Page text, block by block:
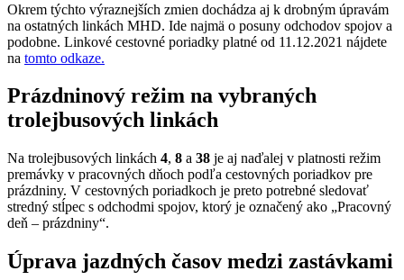
Okrem týchto výraznejších zmien dochádza aj k drobným úpravám
na ostatných linkách MHD. Ide najmä o posuny odchodov spojov a
podobne. Linkové cestovné poriadky platné od 11.12.2021 nájdete
na tomto odkaze.
Prázdninový režim na vybraných
trolejbusových linkách
Na trolejbusových linkách 4, 8 a 38 je aj naďalej v platnosti režim
premávky v pracovných dňoch podľa cestovných poriadkov pre
prázdniny. V cestovných poriadkoch je preto potrebné sledovať
stredný stĺpec s odchodmi spojov, ktorý je označený ako „Pracovný
deň – prázdniny“.
Úprava jazdných časov medzi zastávkami